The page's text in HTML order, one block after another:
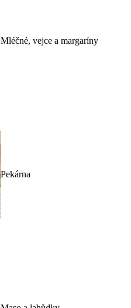
Mléčné, vejce a margaríny
Pekárna